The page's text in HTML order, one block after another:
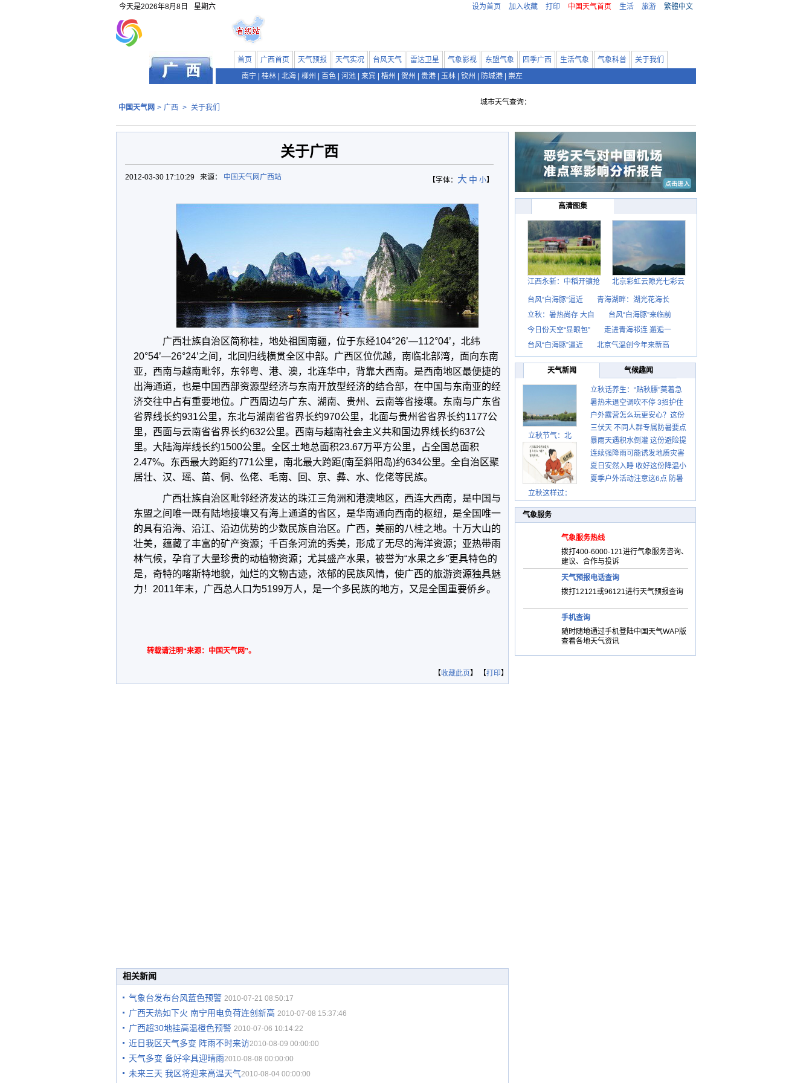
今天是2026年8月8日 星期六 设为首页 加入收藏 打印 中国天气首页 生活 旅游 繁體中文
首页 广西首页 天气预报 天气实况 台风天气 雷达卫星 气象影视 东盟气象 四季广西 生活气象 气象科普
关于我们
南宁
桂林 北海 柳州 百色 河池 来宾 梧州 贺州 贵港 玉林 钦州 防城港 崇左
中国天气网 > 广西 > 关于我们
城市天气查询：
关于广西
【字体： 大 中 小】
2012-03-30 17:10:29 来源： 中国天气网广西站
广西壮族自治区简称桂，地处祖国南疆，位于东经104°26’—112°04’，北纬
20°54’—26°24’之间，北回归线横贯全区中部。广西区位优越，南临北部湾，面向东南
亚，西南与越南毗邻，东邻粤、港、澳，北连华中，背靠大西南。是西南地区最便捷的
出海通道，也是中国西部资源型经济与东南开放型经济的结合部，在中国与东南亚的经
济交往中占有重要地位。广西周边与广东、湖南、贵州、云南等省接壤。东南与广东省
省界线长约931公里，东北与湖南省省界长约970公里，北面与贵州省省界长约1177公
里，西面与云南省省界长约632公里。西南与越南社会主义共和国边界线长约637公
里。大陆海岸线长约1500公里。全区土地总面积23.67万平方公里，占全国总面积
2.47%。东西最大跨距约771公里，南北最大跨距(南至斜阳岛)约634公里。全自治区聚
居壮、汉、瑶、苗、侗、仫佬、毛南、回、京、彝、水、仡佬等民族。
广西壮族自治区毗邻经济发达的珠江三角洲和港澳地区，西连大西南，是中国与
东盟之间唯一既有陆地接壤又有海上通道的省区，是华南通向西南的枢纽，是全国唯一
的具有沿海、沿江、沿边优势的少数民族自治区。广西，美丽的八桂之地。十万大山的
壮美，蕴藏了丰富的矿产资源；千百条河流的秀美，形成了无尽的海洋资源；亚热带雨
林气候，孕育了大量珍贵的动植物资源；尤其盛产水果，被誉为“水果之乡”更具特色的
是，奇特的喀斯特地貌，灿烂的文物古迹，浓郁的民族风情，使广西的旅游资源独具魅
力！2011年末，广西总人口为5199万人，是一个多民族的地方，又是全国重要侨乡。
转载请注明“来源：中国天气网”。
【收藏此页】 【打印】
相关新闻
气象台发布台风蓝色预警 2010-07-21 08:50:17
广西天热如下火 南宁用电负荷连创新高 2010-07-08 15:37:46
广西超30地挂高温橙色预警 2010-07-06 10:14:22
近日我区天气多变 阵雨不时来访2010-08-09 00:00:00
天气多变 备好伞具迎晴雨2010-08-08 00:00:00
未来三天 我区将迎来高温天气2010-08-04 00:00:00
高清图集
江西永新：中稻开镰抢 北京彩虹云隙光七彩云
台风“白海豚”逼近
青海湖畔：湖光花海长
立秋：暑热尚存 大自
台风“白海豚”来临前
今日份天空“显眼包”
走进青海祁连 邂逅一
台风“白海豚”逼近
北京气温创今年来新高
天气新闻 气候趣闻
立秋节气：北
立秋这样过：
立秋话养生：“贴秋膘”莫着急
先清暑再防燥
暑热未退空调吹不停 3招护住
肩颈不酸痛
户外露营怎么玩更安心？这份
攻略请收好
三伏天 不同人群专属防暑要点
请收好
暴雨天遇积水倒灌 这份避险提
示请收好
连续强降雨可能诱发地质灾害
这些前兆要知道
夏日安然入睡 收好这份降温小
贴士
夏季户外活动注意这6点 防暑
气象服务
气象服务热线
拨打400-6000-121进行气象服务咨询、
建议、合作与投诉
天气预报电话查询
拨打12121或96121进行天气预报查询
手机查询
随时随地通过手机登陆中国天气WAP版
查看各地天气资讯